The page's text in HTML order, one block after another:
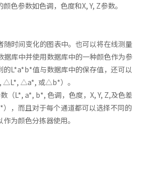
色参数如色调，色度和X, Y, Z参数。
随时间变化的图表中。也可以将在线测量
库中并使用数据库中的一种颜色作为参
的L*a*b*值与数据库中的保存值，还可以
△L*, △a*, 或△b*）。
（L*, a*, b*, 色调，色度，X, Y, Z,及色差
而且对于每个通道都可以选择不同的
为颜色分拣器使用。